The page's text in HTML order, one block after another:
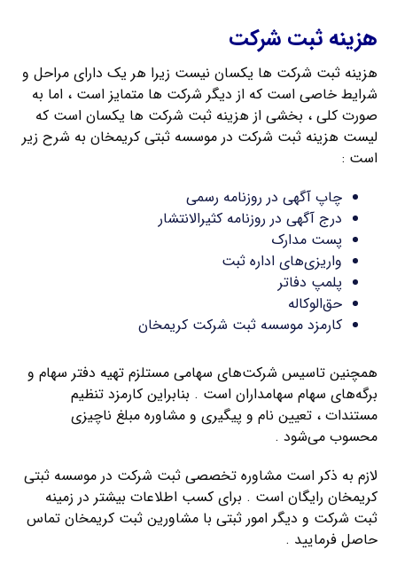
هزینه ثبت شرکت
هزینه ثبت شرکت ها یکسان نیست زیرا هر یک دارای مراحل و
شرایط خاصی است که از دیگر شرکت ها متمایز است ، اما به
صورت کلی ، بخشی از هزینه ثبت شرکت ها یکسان است که
لیست هزینه ثبت شرکت در موسسه ثبتی کریمخان به شرح زیر
است :
چاپ آگهی در روزنامه رسمی
درج آگهی در روزنامه کثیرالانتشار
پست مدارک
واریزی‌های اداره ثبت
پلمپ دفاتر
حق‌الوکاله
کارمزد موسسه ثبت شرکت کریمخان
همچنین تاسیس شرکت‌های سهامی مستلزم تهیه دفتر سهام و
برگه‌های سهام سهامداران است . بنابراین کارمزد تنظیم
مستندات ، تعیین نام و پیگیری و مشاوره مبلغ ناچیزی
محسوب می‌شود .
لازم به ذکر است مشاوره تخصصی ثبت شرکت در موسسه ثبتی
کریمخان رایگان است . برای کسب اطلاعات بیشتر در زمینه
ثبت شرکت و دیگر امور ثبتی با مشاورین ثبت کریمخان تماس
حاصل فرمایید .